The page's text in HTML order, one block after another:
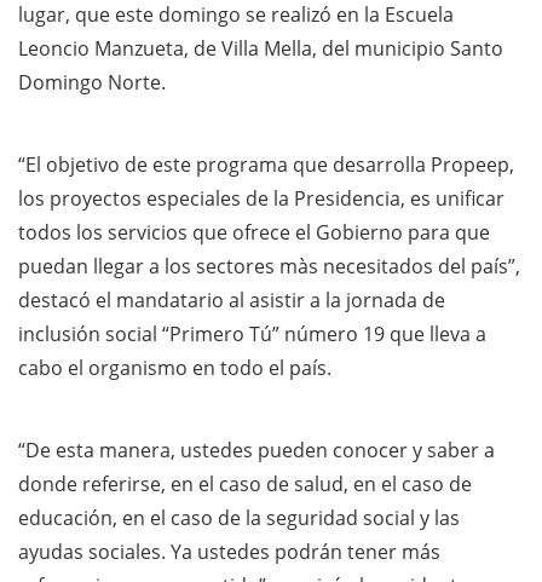
lugar, que este domingo se realizó en la Escuela
Leoncio Manzueta, de Villa Mella, del municipio Santo
Domingo Norte.
“El objetivo de este programa que desarrolla Propeep,
los proyectos especiales de la Presidencia, es unificar
todos los servicios que ofrece el Gobierno para que
puedan llegar a los sectores màs necesitados del país”,
destacó el mandatario al asistir a la jornada de
inclusión social “Primero Tú” número 19 que lleva a
cabo el organismo en todo el país.
“De esta manera, ustedes pueden conocer y saber a
donde referirse, en el caso de salud, en el caso de
educación, en el caso de la seguridad social y las
ayudas sociales. Ya ustedes podrán tener más